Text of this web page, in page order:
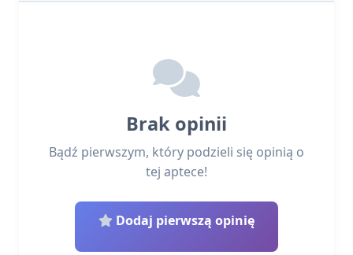
Brak opinii
Bądź pierwszym, który podzieli się opinią o
tej aptece!
Dodaj pierwszą opinię